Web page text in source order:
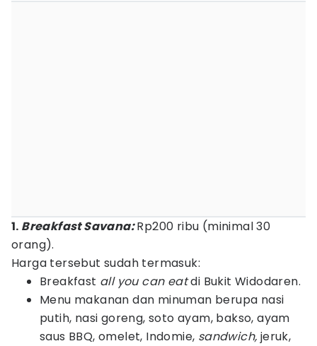
1. Breakfast Savana:Rp200 ribu (minimal 30
orang).
Harga tersebut sudah termasuk:
Breakfast all you can eatdi Bukit Widodaren.
Menu makanan dan minuman berupa nasi
putih, nasi goreng, soto ayam, bakso, ayam
saus BBQ, omelet, Indomie, sandwich, jeruk,